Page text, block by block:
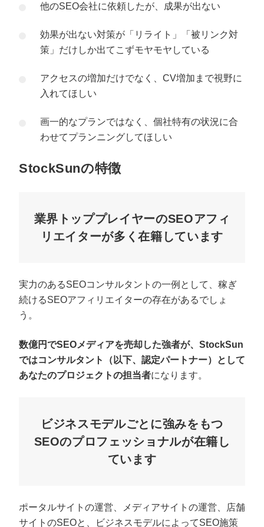
他のSEO会社に依頼したが、成果が出ない
効果が出ない対策が「リライト」「被リンク対
策」だけしか出てこずモヤモヤしている
アクセスの増加だけでなく、CV増加まで視野に
入れてほしい
画一的なプランではなく、個社特有の状況に合
わせてプランニングしてほしい
StockSunの特徴
業界トッププレイヤーのSEOアフィ
リエイターが多く在籍しています
実力のあるSEOコンサルタントの一例として、稼ぎ
続けるSEOアフィリエイターの存在があるでしょ
う。
数億円でSEOメディアを売却した強者が、StockSun
ではコンサルタント（以下、認定パートナー）として
あなたのプロジェクトの担当者になります。
ビジネスモデルごとに強みをもつ
SEOのプロフェッショナルが在籍し
ています
ポータルサイトの運営、メディアサイトの運営、店舗
サイトのSEOと、ビジネスモデルによってSEO施策